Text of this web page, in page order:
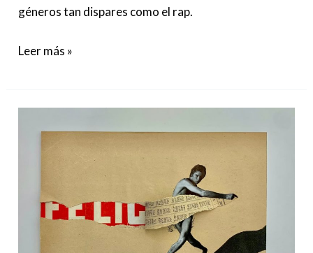
géneros tan dispares como el rap.
Leer más »